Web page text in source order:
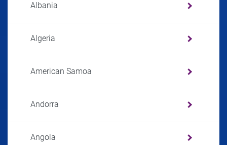
Albania
Algeria
American Samoa
Andorra
Angola